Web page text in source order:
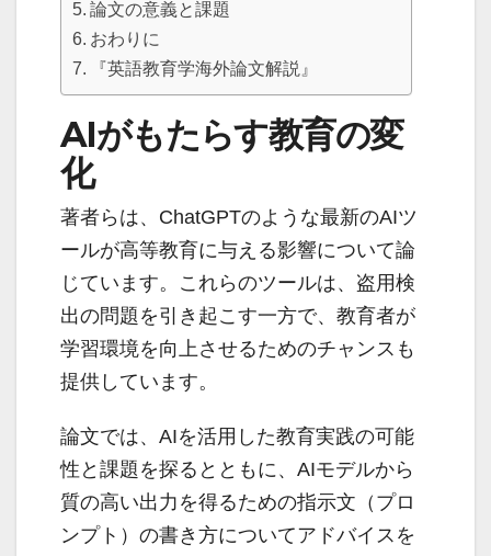
論文の意義と課題
おわりに
『英語教育学海外論文解説』
AIがもたらす教育の変
化
著者らは、ChatGPTのような最新のAIツ
ールが高等教育に与える影響について論
じています。これらのツールは、盗用検
出の問題を引き起こす一方で、教育者が
学習環境を向上させるためのチャンスも
提供しています。
論文では、AIを活用した教育実践の可能
性と課題を探るとともに、AIモデルから
質の高い出力を得るための指示文（プロ
ンプト）の書き方についてアドバイスを